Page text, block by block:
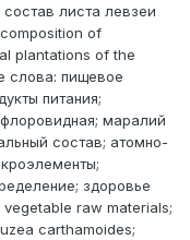
листа левзеи
of
plantations of the
слова: пищевое
питания;
маралий
состав; атомно-
здоровье
raw materials;
carthamoides;